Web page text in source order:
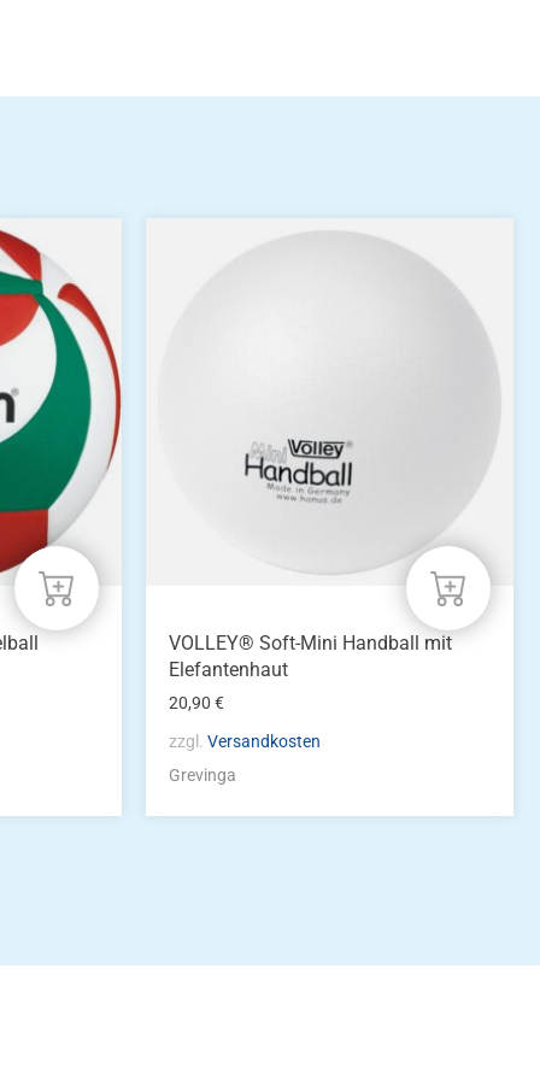
VOLLEY® Soft-Mini Handball mit
Elefantenhaut
20,90€
zzgl.Versandkosten
Grevinga